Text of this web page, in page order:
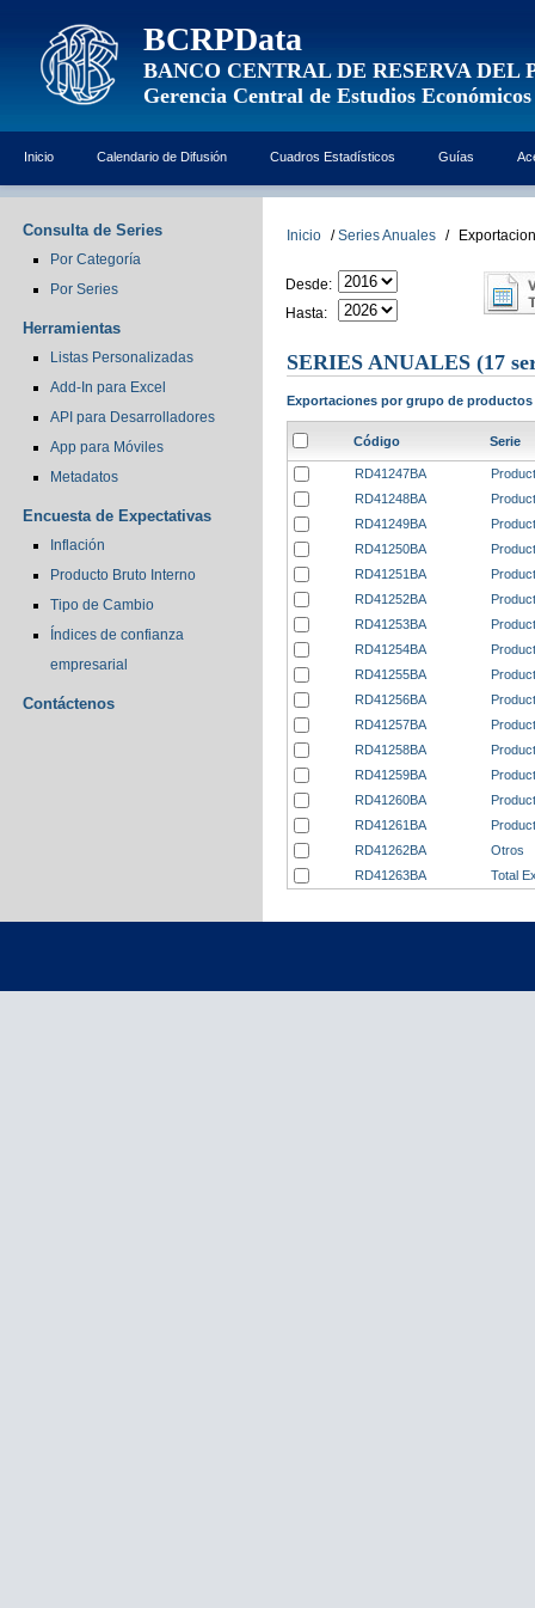
BCRPData
BANCO CENTRAL DE RESERVA DEL
Gerencia Central de Estudios Económicos
Inicio Calendario de Difusión Cuadros Estadísticos Guías
Consulta de Series
Por Categoría
Por Series
Herramientas
Listas Personalizadas
Add-In para Excel
API para Desarrolladores
App para Móviles
Metadatos
Encuesta de Expectativas
Inflación
Producto Bruto Interno
Tipo de Cambio
Índices de confianza
empresarial
Contáctenos
Inicio / Series Anuales /
Desde:
Hasta:
SERIES ANUALES (17
Exportaciones por grupo de
Código Serie
RD41247BA
RD41248BA
RD41249BA
RD41250BA
RD41251BA
RD41252BA
RD41253BA
RD41254BA
RD41255BA
RD41256BA
RD41257BA
RD41258BA
RD41259BA
RD41260BA
RD41261BA
RD41262BA
Otros
RD41263BA
Total